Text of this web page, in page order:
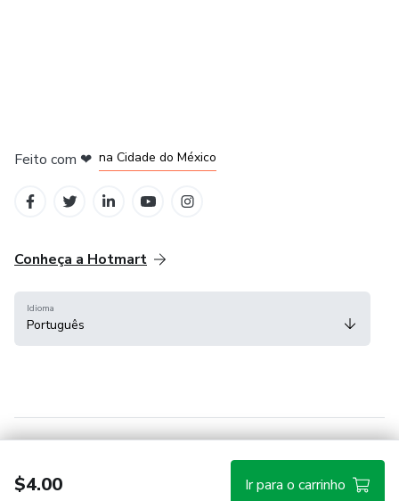
$4.00 Ir para o carrinho
Feito com ❤ na Cidade do México
Conheça a Hotmart
Idioma
Português